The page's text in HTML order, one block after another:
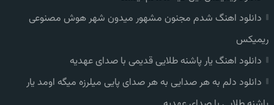
دانلود اهنگ شدم مجنون مشهور میدون شهر هوش مصنوعی
ریمیکس
دانلود اهنگ یار پاشنه طلایی قدیمی با صدای عهدیه
دانلود دلم به هر صدایی به هر صدای پایی میلرزه میگه اومد یار